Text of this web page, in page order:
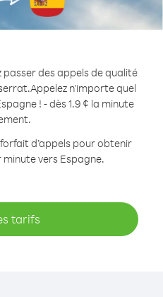
passer des appels de qualité
Appelez n'importe quel
! - dès 1.9 ¢ la minute
d’appels pour obtenir
vers Espagne.
tarifs